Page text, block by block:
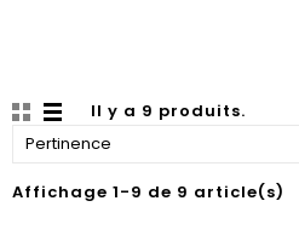
Il y a 9 produits.
Pertinence
Affichage 1-9 de 9 article(s)